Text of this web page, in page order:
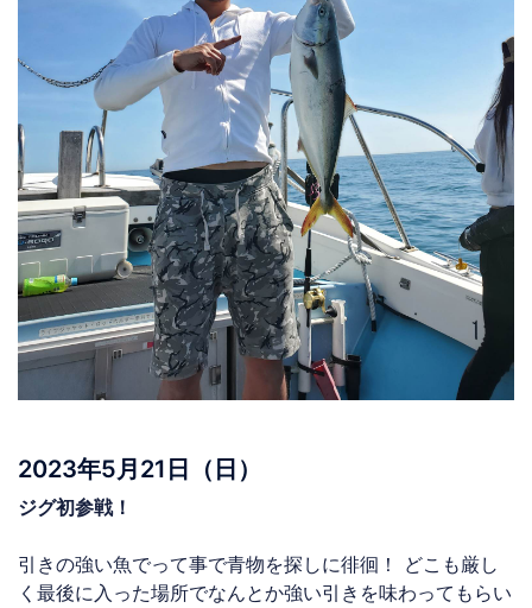
2023年5月21日（日）
ジグ初参戦！
引きの強い魚でって事で青物を探しに徘徊！ どこも厳し
く最後に入った場所でなんとか強い引きを味わってもらい